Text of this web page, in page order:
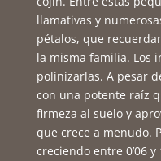
llamativas y
pétalos, que
la misma familia. Los
polinizarlas. A pesar
con una potente raíz
firmeza al suelo y
que crece a menudo.
creciendo entre 0’06 y